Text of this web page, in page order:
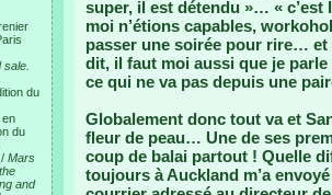
du
en
du
Mars
and
super, il est détendu »… « c’est
moi n’étions capables,
passer une soirée pour rire… et
dit, il faut moi aussi que je
ce qui ne va pas depuis une
Globalement donc tout va et
fleur de peau… Une de ses
coup de balai partout ! Quelle
toujours à Auckland m’a